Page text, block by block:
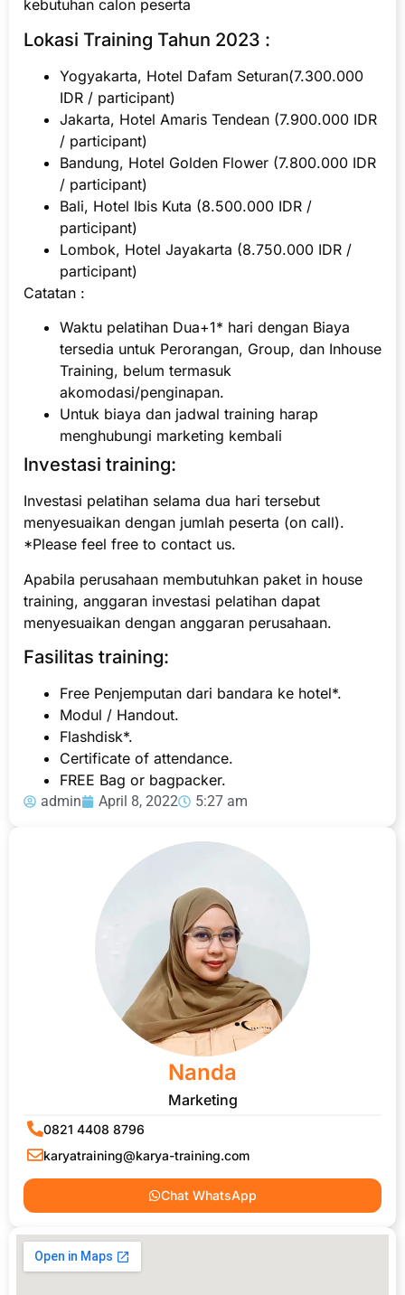
kebutuhan calon peserta
Lokasi Training Tahun 2023 :
Yogyakarta, Hotel Dafam Seturan(7.300.000
IDR / participant)
Jakarta, Hotel Amaris Tendean (7.900.000 IDR
/ participant)
Bandung, Hotel Golden Flower (7.800.000 IDR
/ participant)
Bali, Hotel Ibis Kuta (8.500.000 IDR /
participant)
Lombok, Hotel Jayakarta (8.750.000 IDR /
participant)
Catatan :
Waktu pelatihan Dua+1* hari dengan Biaya
tersedia untuk Perorangan, Group, dan Inhouse
Training, belum termasuk
akomodasi/penginapan.
Untuk biaya dan jadwal training harap
menghubungi marketing kembali
Investasi training:
Investasi pelatihan selama dua hari tersebut
menyesuaikan dengan jumlah peserta (on call).
*Please feel free to contact us.
Apabila perusahaan membutuhkan paket in house
training, anggaran investasi pelatihan dapat
menyesuaikan dengan anggaran perusahaan.
Fasilitas training:
Free Penjemputan dari bandara ke hotel*.
Modul / Handout.
Flashdisk*.
Certificate of attendance.
FREE Bag or bagpacker.
admin April 8, 2022 5:27 am
Nanda
Marketing
0821 4408 8796
karyatraining@karya-training.com
Chat WhatsApp